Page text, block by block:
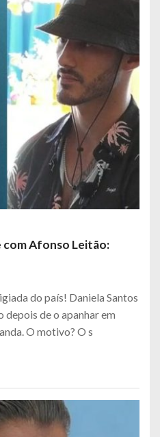
com Afonso Leitão:
do país! Daniela Santos
de o apanhar em
O motivo? O s